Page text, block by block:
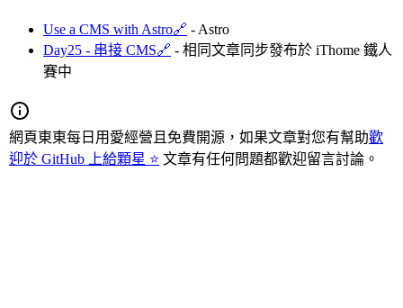
Use a CMS with Astro🔗 - Astro
Day25 - 串接 CMS🔗 - 相同文章同步發布於 iThome 鐵人
賽中
網頁東東每日用愛經營且免費開源，如果文章對您有幫助歡
迎於 GitHub 上給顆星 ⭐ 文章有任何問題都歡迎留言討論。